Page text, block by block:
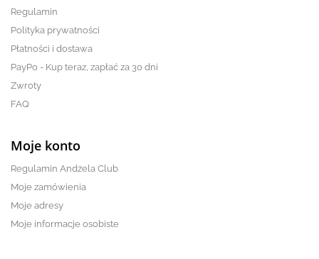
Regulamin
Polityka prywatności
Płatności i dostawa
PayPo - Kup teraz, zapłać za 30 dni
Zwroty
FAQ
Moje konto
Regulamin Andżela Club
Moje zamówienia
Moje adresy
Moje informacje osobiste